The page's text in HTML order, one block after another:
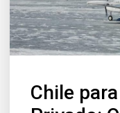
Chile